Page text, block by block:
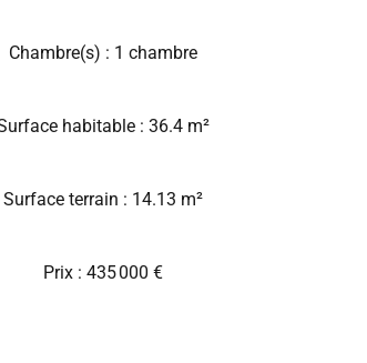
Chambre(s) : 1 chambre
habitable : 36.4 m²
Surface terrain : 14.13 m²
Prix : 435 000 €